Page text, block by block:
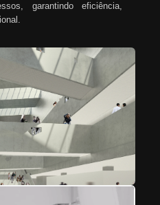
garantindo eficiência,